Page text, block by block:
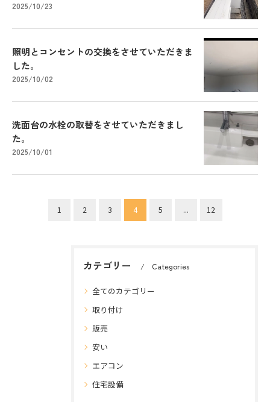
2025/10/23
照明とコンセントの交換をさせていただきま
した。
2025/10/02
洗面台の水栓の取替をさせていただきまし
た。
2025/10/01
1 2 3 4 5 ... 12
カテゴリー Categories
全てのカテゴリー
取り付け
販売
安い
エアコン
住宅設備